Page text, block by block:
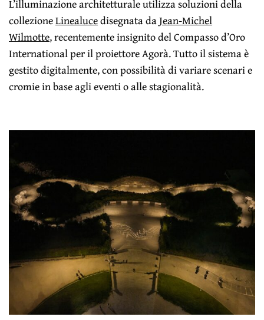
L’illuminazione architetturale utilizza soluzioni della
collezioneLinealucedisegnata daJean-Michel
Wilmotte, recentemente insignito del Compasso d’Oro
International per il proiettore Agorà. Tutto il sistema è
gestito digitalmente, con possibilità di variare scenari e
cromie in base agli eventi o alle stagionalità.